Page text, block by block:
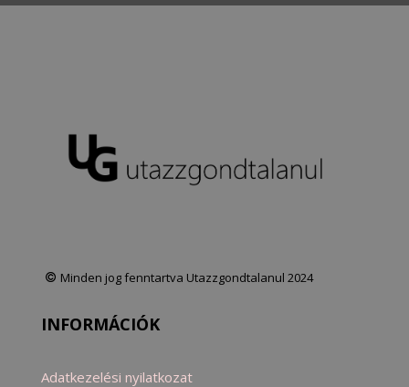
Minden jog fenntartva Utazzgondtalanul 2024
INFORMÁCIÓK
Adatkezelési nyilatkozat